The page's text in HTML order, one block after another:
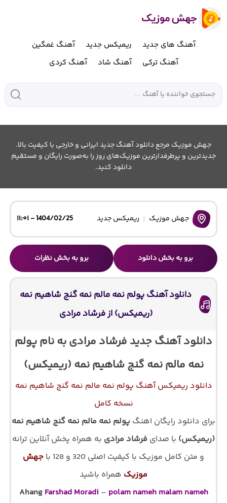
آهنگ های جدید ریمیکس جدید
آهنگ غمگین
آهنگ ترکی
آهنگ شاد آهنگ کردی
جهش موزیک مرجع دانلود آهنگ جدید ایرانی و خارجی با کیفیت بالا.
جدیدترین و پرطرفدارترین موزیک‌های روز را به‌صورت رایگان و مستقیم
دانلود کنید.
جهش موزیک ریمیکس جدید 1404/02/25 - ۱۱:۰۱
برو به بخش دانلود برو به بخش نظرات
دانلود آهنگ پولم نمه مالم نمه گنج شاهیم نمه
(ریمیکس) از فرشاد مرادی
دانلود آهنگ جدید فرشاد مرادی به نام پولم
نمه مالم نمه گنج شاهیم نمه (ریمیکس)
دانلود ریمیکس آهنگ پولم نمه مالم نمه گنج شاهیم نمه
نسخه کامل
برای دانلود رایگان اهنگ پولم نمه مالم نمه گنج شاهیم نمه
(ریمیکس) با صدای فرشاد مرادی به همراه پخش آنلاین ترانه
و متن کامل موزیک با کیفیت اصلی 320 و 128 با
جهش
موزیک همراه باشید
Ahang Farshad Moradi – polam nameh malam nameh